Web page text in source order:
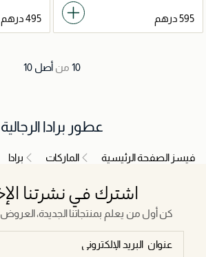
10 من أصل 10
عطور برادا الرجالية
فيسز الصفحة الرئيسية الماركات برادا
اشترك في نشرتنا
كن أول من يعلم بمنتجاتنا الجديدة، العروض،